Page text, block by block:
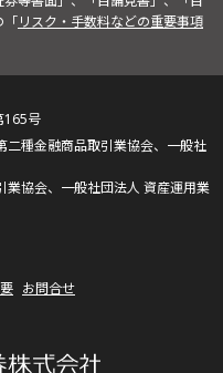
「リスク・手数料などの重要事項
165号
二種金融商品取引業協会、一般社
業協会、一般社団法人 資産運用業
お問合せ